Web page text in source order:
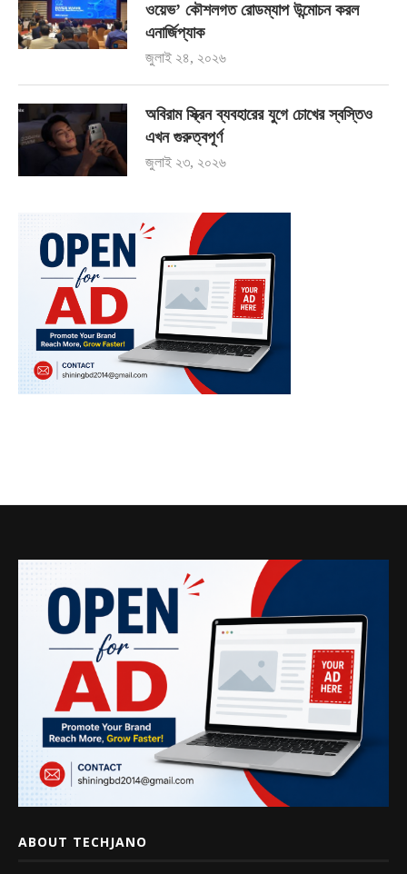
ওয়েভ’ কৌশলগত রোডম্যাপ উন্মোচন করল
এনার্জিপ্যাক
জুলাই ২৪, ২০২৬
অবিরাম স্ক্রিন ব্যবহারের যুগে চোখের স্বস্তিও
এখন গুরুত্বপূর্ণ
জুলাই ২৩, ২০২৬
ABOUT TECHJANO